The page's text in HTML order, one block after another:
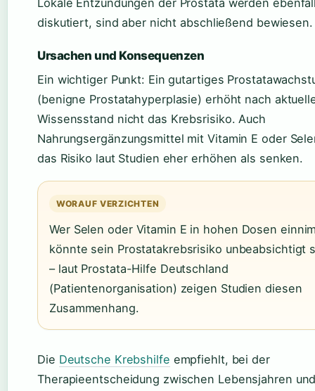
Lokale Entzündungen der Prostata werden
diskutiert, sind aber nicht abschließend bewiesen.
Ursachen und Konsequenzen
Ein wichtiger Punkt: Ein gutartiges
(benigne Prostatahyperplasie) erhöht nach
Wissensstand nicht das Krebsrisiko. Auch
Nahrungsergänzungsmittel mit Vitamin E oder
das Risiko laut Studien eher erhöhen als senken.
WORAUF VERZICHTEN
Wer Selen oder Vitamin E in hohen Dosen
könnte sein Prostatakrebsrisiko unbeabsichtigt
– laut Prostata-Hilfe Deutschland
(Patientenorganisation) zeigen Studien diesen
Zusammenhang.
Die Deutsche Krebshilfe empfiehlt, bei der
Therapieentscheidung zwischen Lebensjahren